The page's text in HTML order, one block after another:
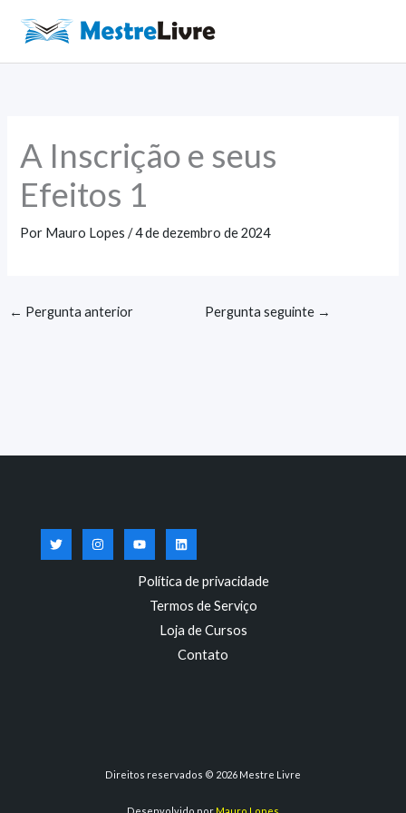
para
o
A Inscrição e seus
Efeitos 1
Por Mauro Lopes/4 de dezembro de 2024
← Pergunta anterior Pergunta seguinte →
Política de privacidade
Termos de Serviço
Loja de Cursos
Contato
Direitos reservados © 2026 Mestre Livre